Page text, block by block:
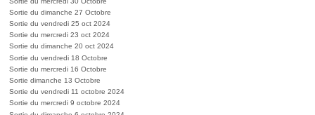
Sortie du dimanche 27 Octobre
Sortie du vendredi 25 oct 2024
Sortie du mercredi 23 oct 2024
Sortie du dimanche 20 oct 2024
Sortie du vendredi 18 Octobre
Sortie du mercredi 16 Octobre
Sortie dimanche 13 Octobre
Sortie du vendredi 11 octobre 2024
Sortie du mercredi 9 octobre 2024